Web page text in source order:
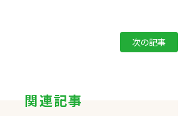
次の記事
関連記事